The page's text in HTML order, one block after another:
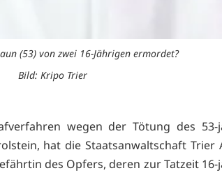
(53) von zwei 16-Jährigen ermordet?
Bild: Kripo Trier
wegen der Tötung des 53-
hat die Staatsanwaltschaft Trier
des Opfers, deren zur Tatzeit